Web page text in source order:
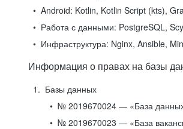
Android: Kotlin, Kotlin Script (kts),
Работа с данными: PostgreSQL,
Инфраструктура: Nginx, Ansible,
Информация о правах на базы
Базы данных
№ 2019670024 — «База
№ 2019670023 — «База